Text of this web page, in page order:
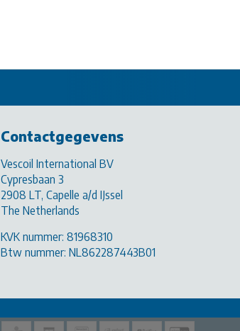
Contactgegevens
Vescoil International BV
Cypresbaan 3
2908 LT, Capelle a/d IJssel
The Netherlands
KVK nummer: 81968310
Btw nummer: NL862287443B01